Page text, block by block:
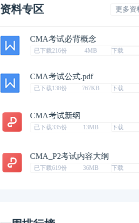
资料专区 更多资
CMA考试必背概念
已下载216份 4MB 下载
CMA考试公式.pdf
已下载138份 767KB 下载
CMA考试新纲
已下载335份 13MB 下载
CMA_P2考试内容大纲
已下载619份 36MB 下载